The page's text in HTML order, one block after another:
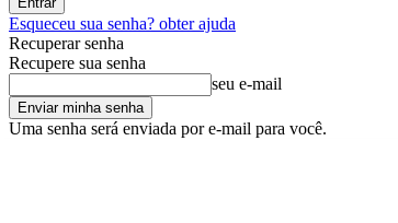
Esqueceu sua senha? obter ajuda
Recuperar senha
Recupere sua senha
seu e-mail
Uma senha será enviada por e-mail para você.